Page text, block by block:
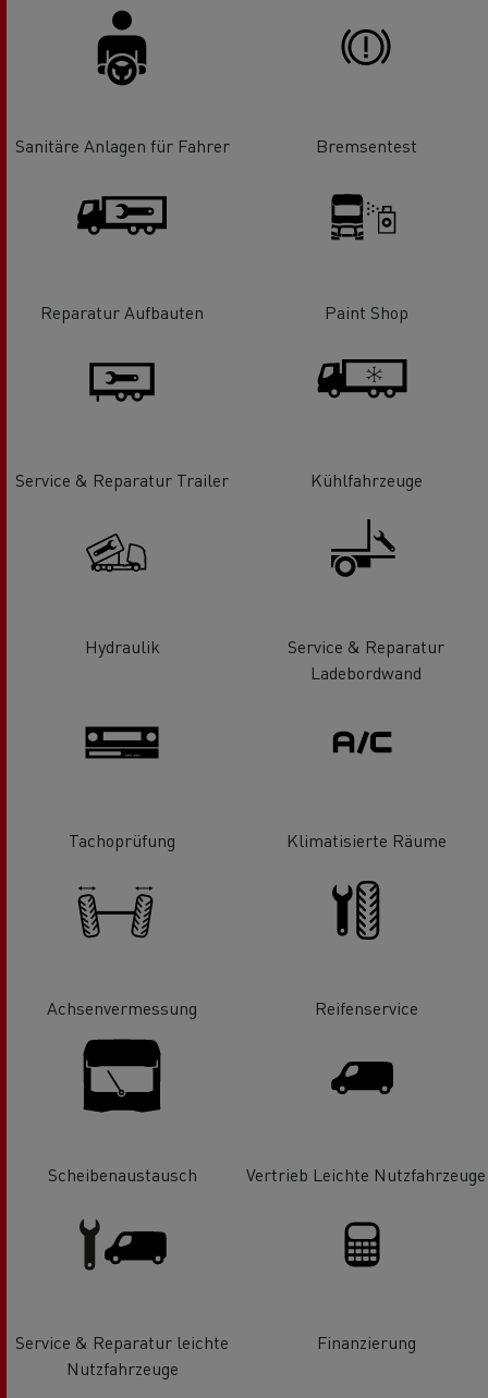
Sanitäre Anlagen für Fahrer Bremsentest
Reparatur Aufbauten Paint Shop
Service & Reparatur Trailer Kühlfahrzeuge
Hydraulik
Service & Reparatur
Ladebordwand
Tachoprüfung Klimatisierte Räume
Achsenvermessung Reifenservice
Scheibenaustausch Vertrieb Leichte Nutzfahrzeuge
Service & Reparatur leichte
Nutzfahrzeuge
Finanzierung